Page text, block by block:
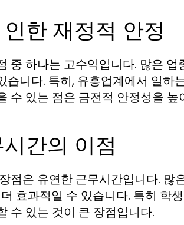
한 재정적 안정
중 하나는 고수익입니다. 많은
습니다. 특히, 유흥업계에서 일하
수 있는 점은 금전적 안정성을 높
간의 이점
점은 유연한 근무시간입니다.
효과적일 수 있습니다. 특히 학
수 있는 것이 큰 장점입니다.